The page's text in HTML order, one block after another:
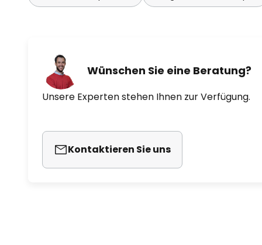
Wünschen Sie eine Beratung?
Unsere Experten stehen Ihnen zur Verfügung.
Kontaktieren Sie uns